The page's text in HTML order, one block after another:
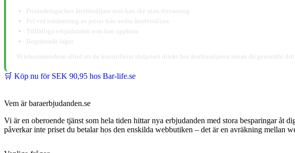
Prisändringar hos återförsäljare som kan ske utan förvarning
Fel vid inhämtning av priser från andra återförsäljare
Tillfälliga erbjudanden som kan upphöra
Begränsade lager
Vi rekommenderar alltid att du kontrollerar slutpriset direkt hos återförsäljaren innan du genomför ditt
🛒 Köp nu för SEK 90,95 hos Bar-life.se
Vem är baraerbjudanden.se
Vi är en oberoende tjänst som hela tiden hittar nya erbjudanden med stora besparingar
påverkar inte priset du betalar hos den enskilda webbutiken – det är en avräkning mellan